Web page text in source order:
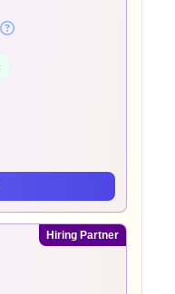
Hiring Partner